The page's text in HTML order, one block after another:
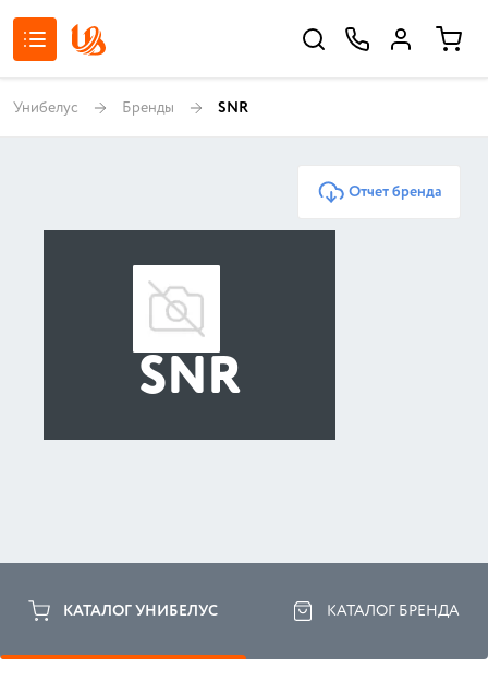
Унибелус Бренды SNR
Отчет бренда
SNR
КАТАЛОГ УНИБЕЛУС КАТАЛОГ БРЕНДА